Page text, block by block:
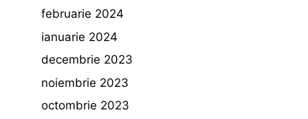
februarie 2024
ianuarie 2024
decembrie 2023
noiembrie 2023
octombrie 2023